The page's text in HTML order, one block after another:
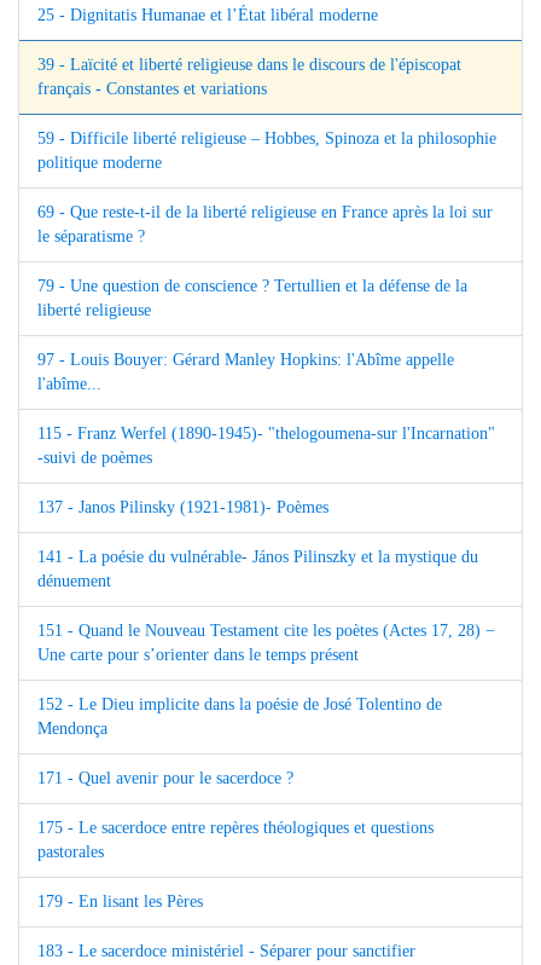
25 - Dignitatis Humanae et l’État libéral moderne
39 - Laïcité et liberté religieuse dans le discours de l'épiscopat
français - Constantes et variations
59 - Difficile liberté religieuse – Hobbes, Spinoza et la philosophie
politique moderne
69 - Que reste-t-il de la liberté religieuse en France après la loi sur
le séparatisme ?
79 - Une question de conscience ? Tertullien et la défense de la
liberté religieuse
97 - Louis Bouyer: Gérard Manley Hopkins: l'Abîme appelle
l'abîme...
115 - Franz Werfel (1890-1945)- "thelogoumena-sur l'Incarnation"
-suivi de poèmes
137 - Janos Pilinsky (1921-1981)- Poèmes
141 - La poésie du vulnérable- János Pilinszky et la mystique du
dénuement
151 - Quand le Nouveau Testament cite les poètes (Actes 17, 28) −
Une carte pour s’orienter dans le temps présent
152 - Le Dieu implicite dans la poésie de José Tolentino de
Mendonça
171 - Quel avenir pour le sacerdoce ?
175 - Le sacerdoce entre repères théologiques et questions
pastorales
179 - En lisant les Pères
183 - Le sacerdoce ministériel - Séparer pour sanctifier